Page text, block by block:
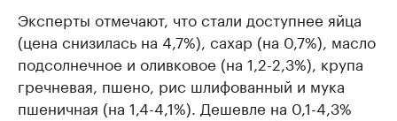
Эксперты отмечают, что стали доступнее яйца
(цена снизилась на 4,7%), сахар (на 0,7%), масло
подсолнечное и оливковое (на 1,2-2,3%), крупа
гречневая, пшено, рис шлифованный и мука
пшеничная (на 1,4-4,1%). Дешевле на 0,1-4,3%